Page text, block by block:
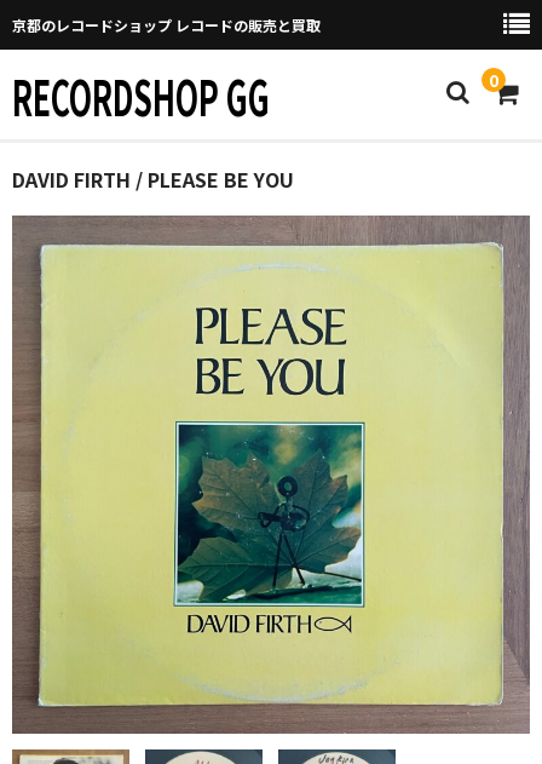
京都のレコードショップ レコードの販売と買取
RECORDSHOP GG 0
Home
マイページ
GGについて
買取について
取り置きなどについて
Categories
GG RECORD （当店のレーベル）
BLUE NOTE
DAVID FIRTH / PLEASE BE YOU